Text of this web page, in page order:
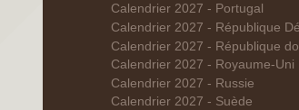
Calendrier 2027 - Portugal
Calendrier 2027 - République
Calendrier 2027 - République
Calendrier 2027 - Royaume-Uni
Calendrier 2027 - Russie
Calendrier 2027 - Suède